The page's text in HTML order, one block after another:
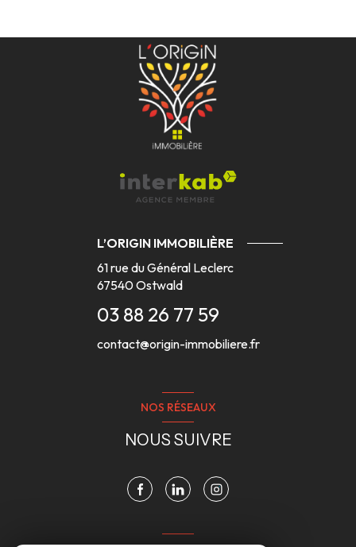
L’ORIGIN IMMOBILIÈRE
61 rue du Général Leclerc
67540Ostwald
03 88 26 77 59
contact@origin-immobiliere.fr
NOS RÉSEAUX
NOUS SUIVRE